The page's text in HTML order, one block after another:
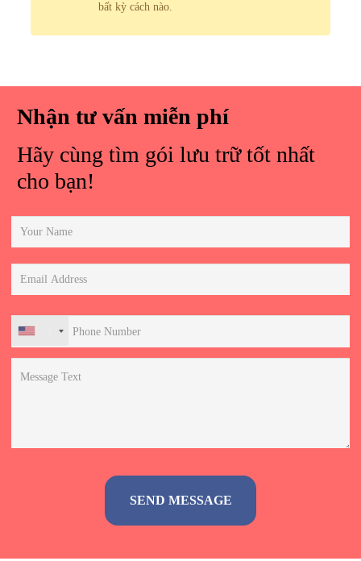
bất kỳ cách nào.
Nhận tư vấn miễn phí
Hãy cùng tìm gói lưu trữ tốt nhất
cho bạn!